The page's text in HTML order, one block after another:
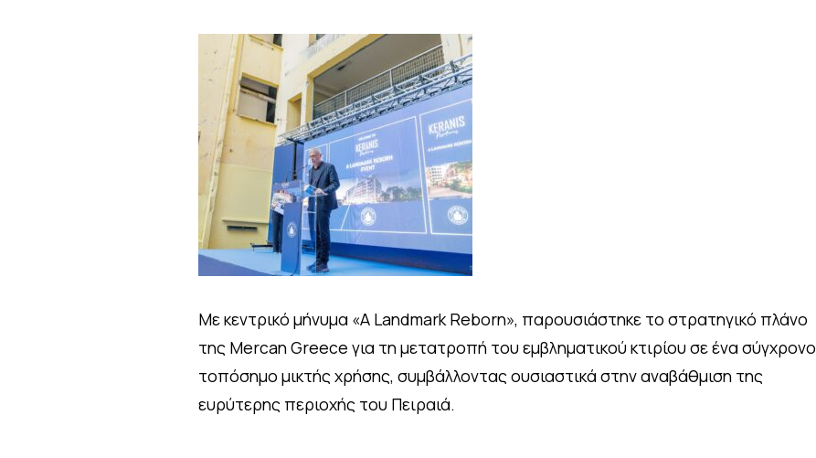
Με κεντρικό μήνυμα «A Landmark Reborn», παρουσιάστηκε το στρατηγικό πλάνο
της Mercan Greece για τη μετατροπή του εμβληματικού κτιρίου σε ένα σύγχρονο
τοπόσημο μικτής χρήσης, συμβάλλοντας ουσιαστικά στην αναβάθμιση της
ευρύτερης περιοχής του Πειραιά.